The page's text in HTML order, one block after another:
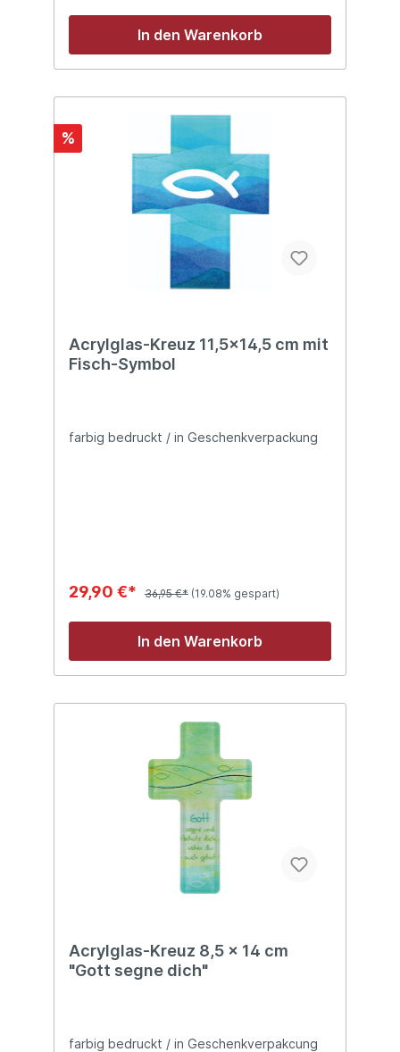
In den Warenkorb
%
Acrylglas-Kreuz 11,5x14,5 cm mit
Fisch-Symbol
farbig bedruckt / in Geschenkverpackung
29,90 €* 36,95 €* (19.08% gespart)
In den Warenkorb
Acrylglas-Kreuz 8,5 x 14 cm
"Gott segne dich"
farbig bedruckt / in Geschenkverpakcung